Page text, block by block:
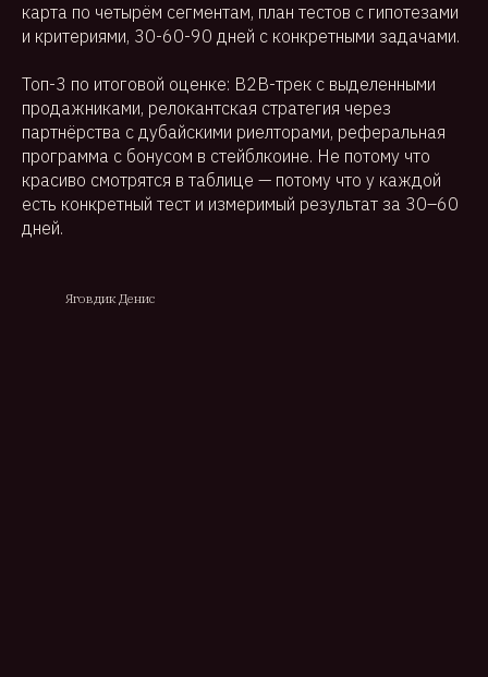
карта по четырём сегментам, план тестов с гипотезами
и критериями, 30-60-90 дней с конкретными задачами.
Топ-3 по итоговой оценке: B2B-трек с выделенными
продажниками, релокантская стратегия через
партнёрства с дубайскими риелторами, реферальная
программа с бонусом в стейблкоине. Не потому что
красиво смотрятся в таблице — потому что у каждой
есть конкретный тест и измеримый результат за 30–60
дней.
Яговдик Денис